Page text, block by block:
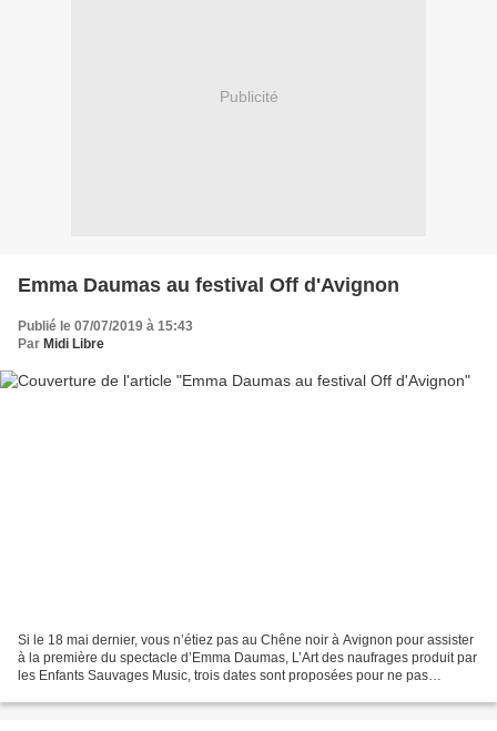
Publicité
Emma Daumas au festival Off d'Avignon
Publié le 07/07/2019 à 15:43
Par Midi Libre
Si le 18 mai dernier, vous n’étiez pas au Chêne noir à Avignon pour assister
à la première du spectacle d’Emma Daumas, L’Art des naufrages produit par
les Enfants Sauvages Music, trois dates sont proposées pour ne pas